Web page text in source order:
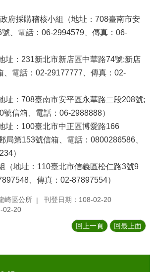
府採購稽核小組（地址：708臺南市安
、電話：06-2994579、傳真：06-
址：231新北市新店區中華路74號;新店
、電話：02-29177777、傳真：02-
址：708臺南市安平區永華路二段208號;
信箱、電話：06-2988888）
址：100臺北市中正區博愛路166
局第153號信箱、電話：0800286586、
）
（地址：110臺北市信義區松仁路3號9
、傳真：02-87897554）
崎區公所
刊登日期：108-02-20
02-20
回上一頁 回最上面